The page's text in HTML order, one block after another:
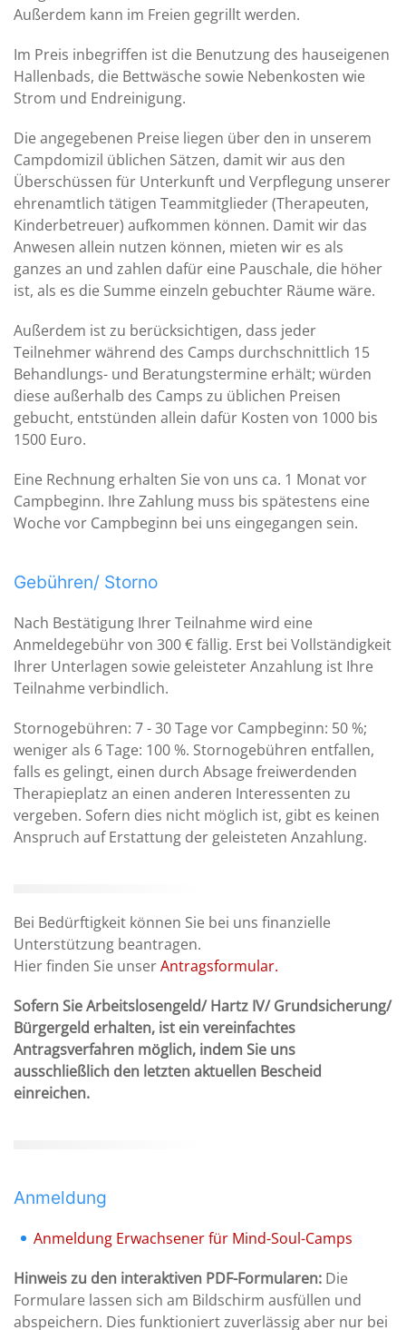
Außerdem kann im Freien gegrillt werden.
Im Preis inbegriffen ist die Benutzung des hauseigenen
Hallenbads, die Bettwäsche sowie Nebenkosten wie
Strom und Endreinigung.
Die angegebenen Preise liegen über den in unserem
Campdomizil üblichen Sätzen, damit wir aus den
Überschüssen für Unterkunft und Verpflegung unserer
ehrenamtlich tätigen Teammitglieder (Therapeuten,
Kinderbetreuer) aufkommen können. Damit wir das
Anwesen allein nutzen können, mieten wir es als
ganzes an und zahlen dafür eine Pauschale, die höher
ist, als es die Summe einzeln gebuchter Räume wäre.
Außerdem ist zu berücksichtigen, dass jeder
Teilnehmer während des Camps durchschnittlich 15
Behandlungs- und Beratungstermine erhält; würden
diese außerhalb des Camps zu üblichen Preisen
gebucht, entstünden allein dafür Kosten von 1000 bis
1500 Euro.
Eine Rechnung erhalten Sie von uns ca. 1 Monat vor
Campbeginn. Ihre Zahlung muss bis spätestens eine
Woche vor Campbeginn bei uns eingegangen sein.
Gebühren/ Storno
Nach Bestätigung Ihrer Teilnahme wird eine
Anmeldegebühr von 300 € fällig. Erst bei Vollständigkeit
Ihrer Unterlagen sowie geleisteter Anzahlung ist Ihre
Teilnahme verbindlich.
Stornogebühren: 7 - 30 Tage vor Campbeginn: 50 %;
weniger als 6 Tage: 100 %. Stornogebühren entfallen,
falls es gelingt, einen durch Absage freiwerdenden
Therapieplatz an einen anderen Interessenten zu
vergeben. Sofern dies nicht möglich ist, gibt es keinen
Anspruch auf Erstattung der geleisteten Anzahlung.
Bei Bedürftigkeit können Sie bei uns finanzielle
Unterstützung beantragen.
Hier finden Sie unserAntragsformular.
Sofern Sie Arbeitslosengeld/ Hartz IV/ Grundsicherung/
Bürgergeld erhalten, ist ein vereinfachtes
Antragsverfahren möglich, indem Sie uns
ausschließlich den letzten aktuellen Bescheid
einreichen.
Anmeldung
Anmeldung Erwachsener für Mind-Soul-Camps
Hinweis zu den interaktiven PDF-Formularen: Die
Formulare lassen sich am Bildschirm ausfüllen und
abspeichern. Dies funktioniert zuverlässig aber nur bei